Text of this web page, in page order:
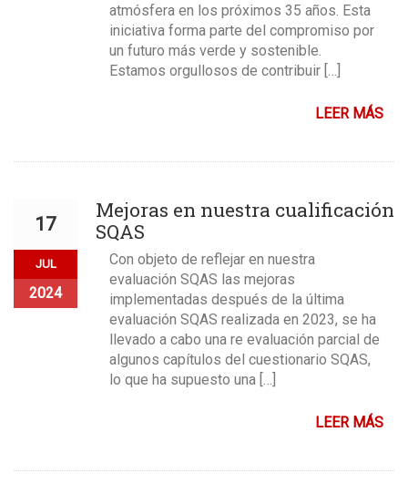
atmósfera en los próximos 35 años. Esta
iniciativa forma parte del compromiso por
un futuro más verde y sostenible.
Estamos orgullosos de contribuir […]
LEER MÁS
17
JUL
2024
Mejoras en nuestra cualificación
SQAS
Con objeto de reflejar en nuestra
evaluación SQAS las mejoras
implementadas después de la última
evaluación SQAS realizada en 2023, se ha
llevado a cabo una re evaluación parcial de
algunos capítulos del cuestionario SQAS,
lo que ha supuesto una […]
LEER MÁS